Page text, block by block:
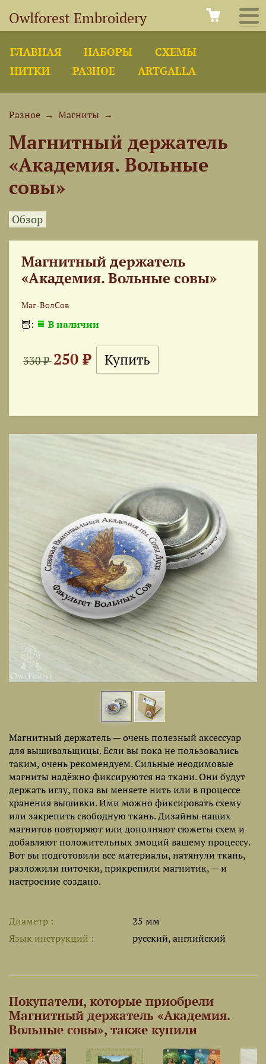
Owlforest Embroidery
ГЛАВНАЯ НАБОРЫ
СХЕМЫ
НИТКИ
РАЗНОЕ ARTGALLA
Разное → Магниты →
Магнитный держатель
«Академия. Вольные
совы»
Обзор
Магнитный держатель
«Академия. Вольные совы»
Маг-ВолСов
🦉: В наличии
330 ₽250 ₽
Магнитный держатель — очень полезный аксессуар
для вышивальщицы. Если вы пока не пользовались
таким, очень рекомендуем. Сильные неодимовые
магниты надёжно фиксируются на ткани. Они будут
держать иглу, пока вы меняете нить или в процессе
хранения вышивки. Ими можно фиксировать схему
или закрепить свободную ткань. Дизайны наших
магнитов повторяют или дополняют сюжеты схем и
добавляют положительных эмоций вашему процессу.
Вот вы подготовили все материалы, натянули ткань,
разложили ниточки, прикрепили магнитик, — и
настроение создано.
Диаметр
25 мм
Язык инструкций
русский, английский
Покупатели, которые приобрели
Магнитный держатель «Академия.
Вольные совы», также купили